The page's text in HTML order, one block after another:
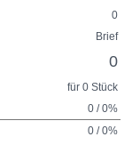
0
Brief
0
für 0 Stück
0 / 0%
0 / 0%